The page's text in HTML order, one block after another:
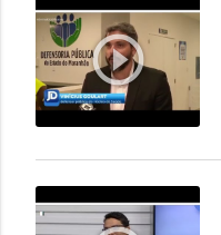
play_circle_outline